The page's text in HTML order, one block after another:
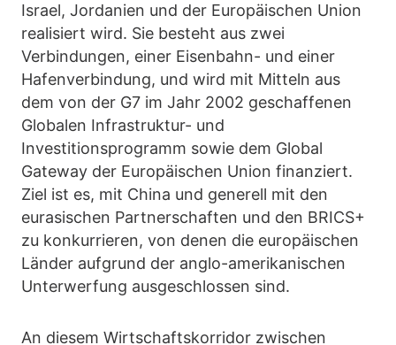
Israel, Jordanien und der Europäischen Union
realisiert wird. Sie besteht aus zwei
Verbindungen, einer Eisenbahn- und einer
Hafenverbindung, und wird mit Mitteln aus
dem von der G7 im Jahr 2002 geschaffenen
Globalen Infrastruktur- und
Investitionsprogramm sowie dem Global
Gateway der Europäischen Union finanziert.
Ziel ist es, mit China und generell mit den
eurasischen Partnerschaften und den BRICS+
zu konkurrieren, von denen die europäischen
Länder aufgrund der anglo-amerikanischen
Unterwerfung ausgeschlossen sind.
An diesem Wirtschaftskorridor zwischen